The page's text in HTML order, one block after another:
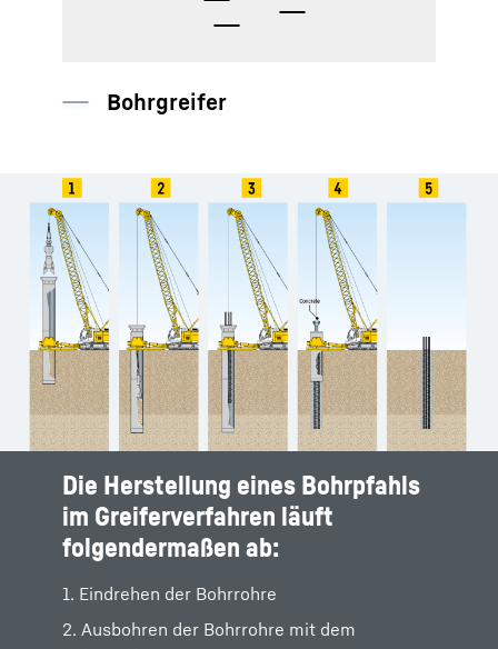
Bohrrohr
Die Herstellung eines Bohrpfahls
im Greiferverfahren läuft
folgendermaßen ab:
1. Eindrehen der Bohrrohre
2. Ausbohren der Bohrrohre mit dem